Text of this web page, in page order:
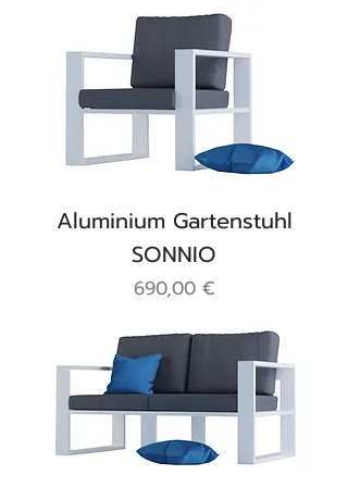
Aluminium Gartenstuhl
SONNIO
Preis
690,00 €